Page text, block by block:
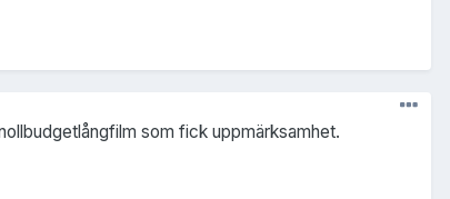
som fick uppmärksamhet.